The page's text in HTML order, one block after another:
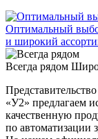
Оптимальный
и широкий
Всегда рядом
«У2» предлагаем
качественную
по автоматизации